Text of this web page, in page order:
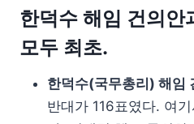
한덕수 해임 건의안
모두 최초.
한덕수(국무총리) 해임
반대가 116표였다. 여